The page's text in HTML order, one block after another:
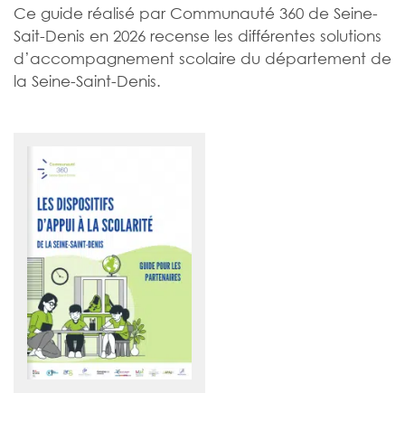
Ce guide réalisé par Communauté 360 de Seine-
Sait-Denis en 2026 recense les différentes solutions
d’accompagnement scolaire du département de
la Seine-Saint-Denis.